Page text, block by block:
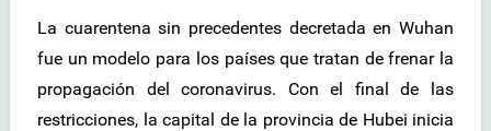
La cuarentena sin precedentes decretada en Wuhan
fue un modelo para los países que tratan de frenar la
propagación del coronavirus. Con el final de las
restricciones, la capital de la provincia de Hubei inicia